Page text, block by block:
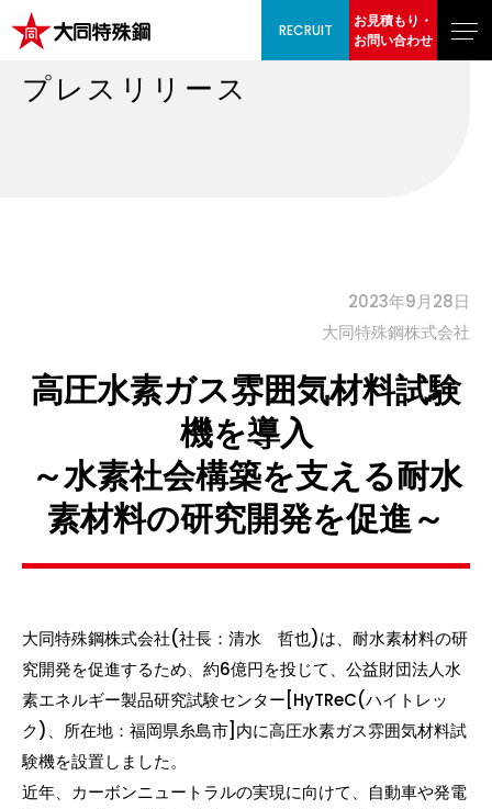
RECRUIT
お見積もり・
お問い合わせ
プレスリリース
2023年9月28日
⼤同特殊鋼株式会社
高圧水素ガス雰囲気材料試験
機を導入
～水素社会構築を支える耐水
素材料の研究開発を促進～
大同特殊鋼株式会社(社長：清水 哲也)は、耐水素材料の研
究開発を促進するため、約6億円を投じて、公益財団法人水
素エネルギー製品研究試験センター[ HyTReC(ハイトレッ
ク)、所在地：福岡県糸島市]内に高圧水素ガス雰囲気材料試
験機を設置しました。
近年、カーボンニュートラルの実現に向けて、自動車や発電